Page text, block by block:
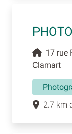
17 rue
Clamart
2.7 km